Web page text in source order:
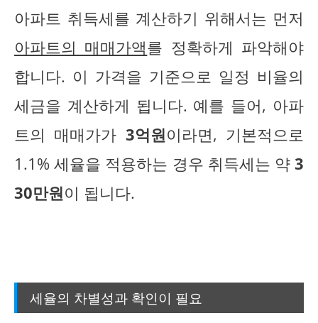
아파트 취득세를 계산하기 위해서는 먼저
아파트의 매매가액를 정확하게 파악해야
합니다. 이 가격을 기준으로 일정 비율의
세금을 계산하게 됩니다. 예를 들어, 아파
트의 매매가가 3억원이라면, 기본적으로
1.1% 세율을 적용하는 경우 취득세는 약 3
30만원이 됩니다.
세율의 차별성과 확인이 필요